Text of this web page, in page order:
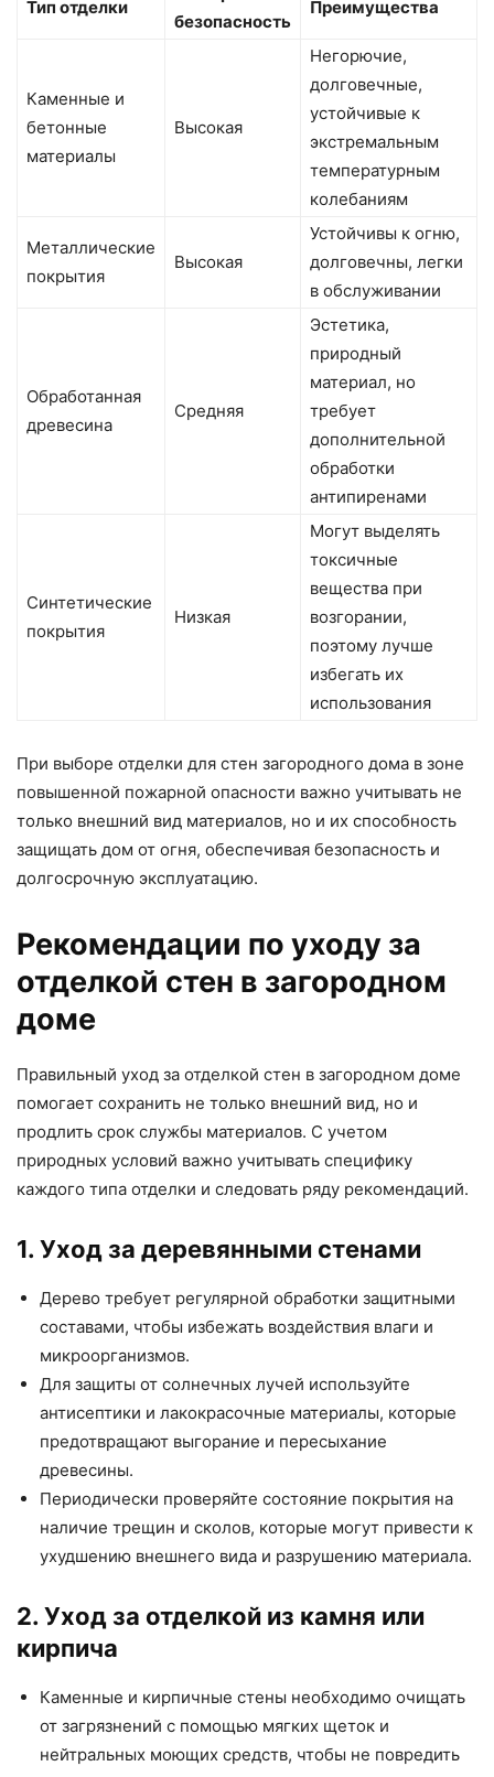
Тип отделки
безопасность
Преимущества
Каменные и
бетонные
материалы
Высокая
Негорючие,
долговечные,
устойчивые к
экстремальным
температурным
колебаниям
Металлические
покрытия
Высокая
Устойчивы к огню,
долговечны, легки
в обслуживании
Обработанная
древесина
Средняя
Эстетика,
природный
материал, но
требует
дополнительной
обработки
антипиренами
Синтетические
покрытия
Низкая
Могут выделять
токсичные
вещества при
возгорании,
поэтому лучше
избегать их
использования
При выборе отделки для стен загородного дома в зоне
повышенной пожарной опасности важно учитывать не
только внешний вид материалов, но и их способность
защищать дом от огня, обеспечивая безопасность и
долгосрочную эксплуатацию.
Рекомендации по уходу за
отделкой стен в загородном
доме
Правильный уход за отделкой стен в загородном доме
помогает сохранить не только внешний вид, но и
продлить срок службы материалов. С учетом
природных условий важно учитывать специфику
каждого типа отделки и следовать ряду рекомендаций.
1. Уход за деревянными стенами
Дерево требует регулярной обработки защитными
составами, чтобы избежать воздействия влаги и
микроорганизмов.
Для защиты от солнечных лучей используйте
антисептики и лакокрасочные материалы, которые
предотвращают выгорание и пересыхание
древесины.
Периодически проверяйте состояние покрытия на
наличие трещин и сколов, которые могут привести к
ухудшению внешнего вида и разрушению материала.
2. Уход за отделкой из камня или
кирпича
Каменные и кирпичные стены необходимо очищать
от загрязнений с помощью мягких щеток и
нейтральных моющих средств, чтобы не повредить